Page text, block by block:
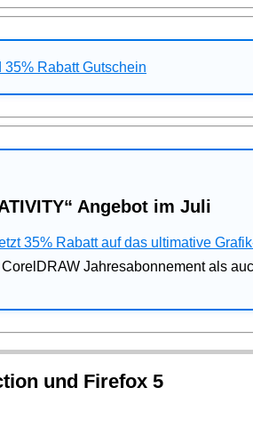
Angebot im Juli
35% Rabatt auf das ultimative
Jahresabonnement als
und Firefox 5